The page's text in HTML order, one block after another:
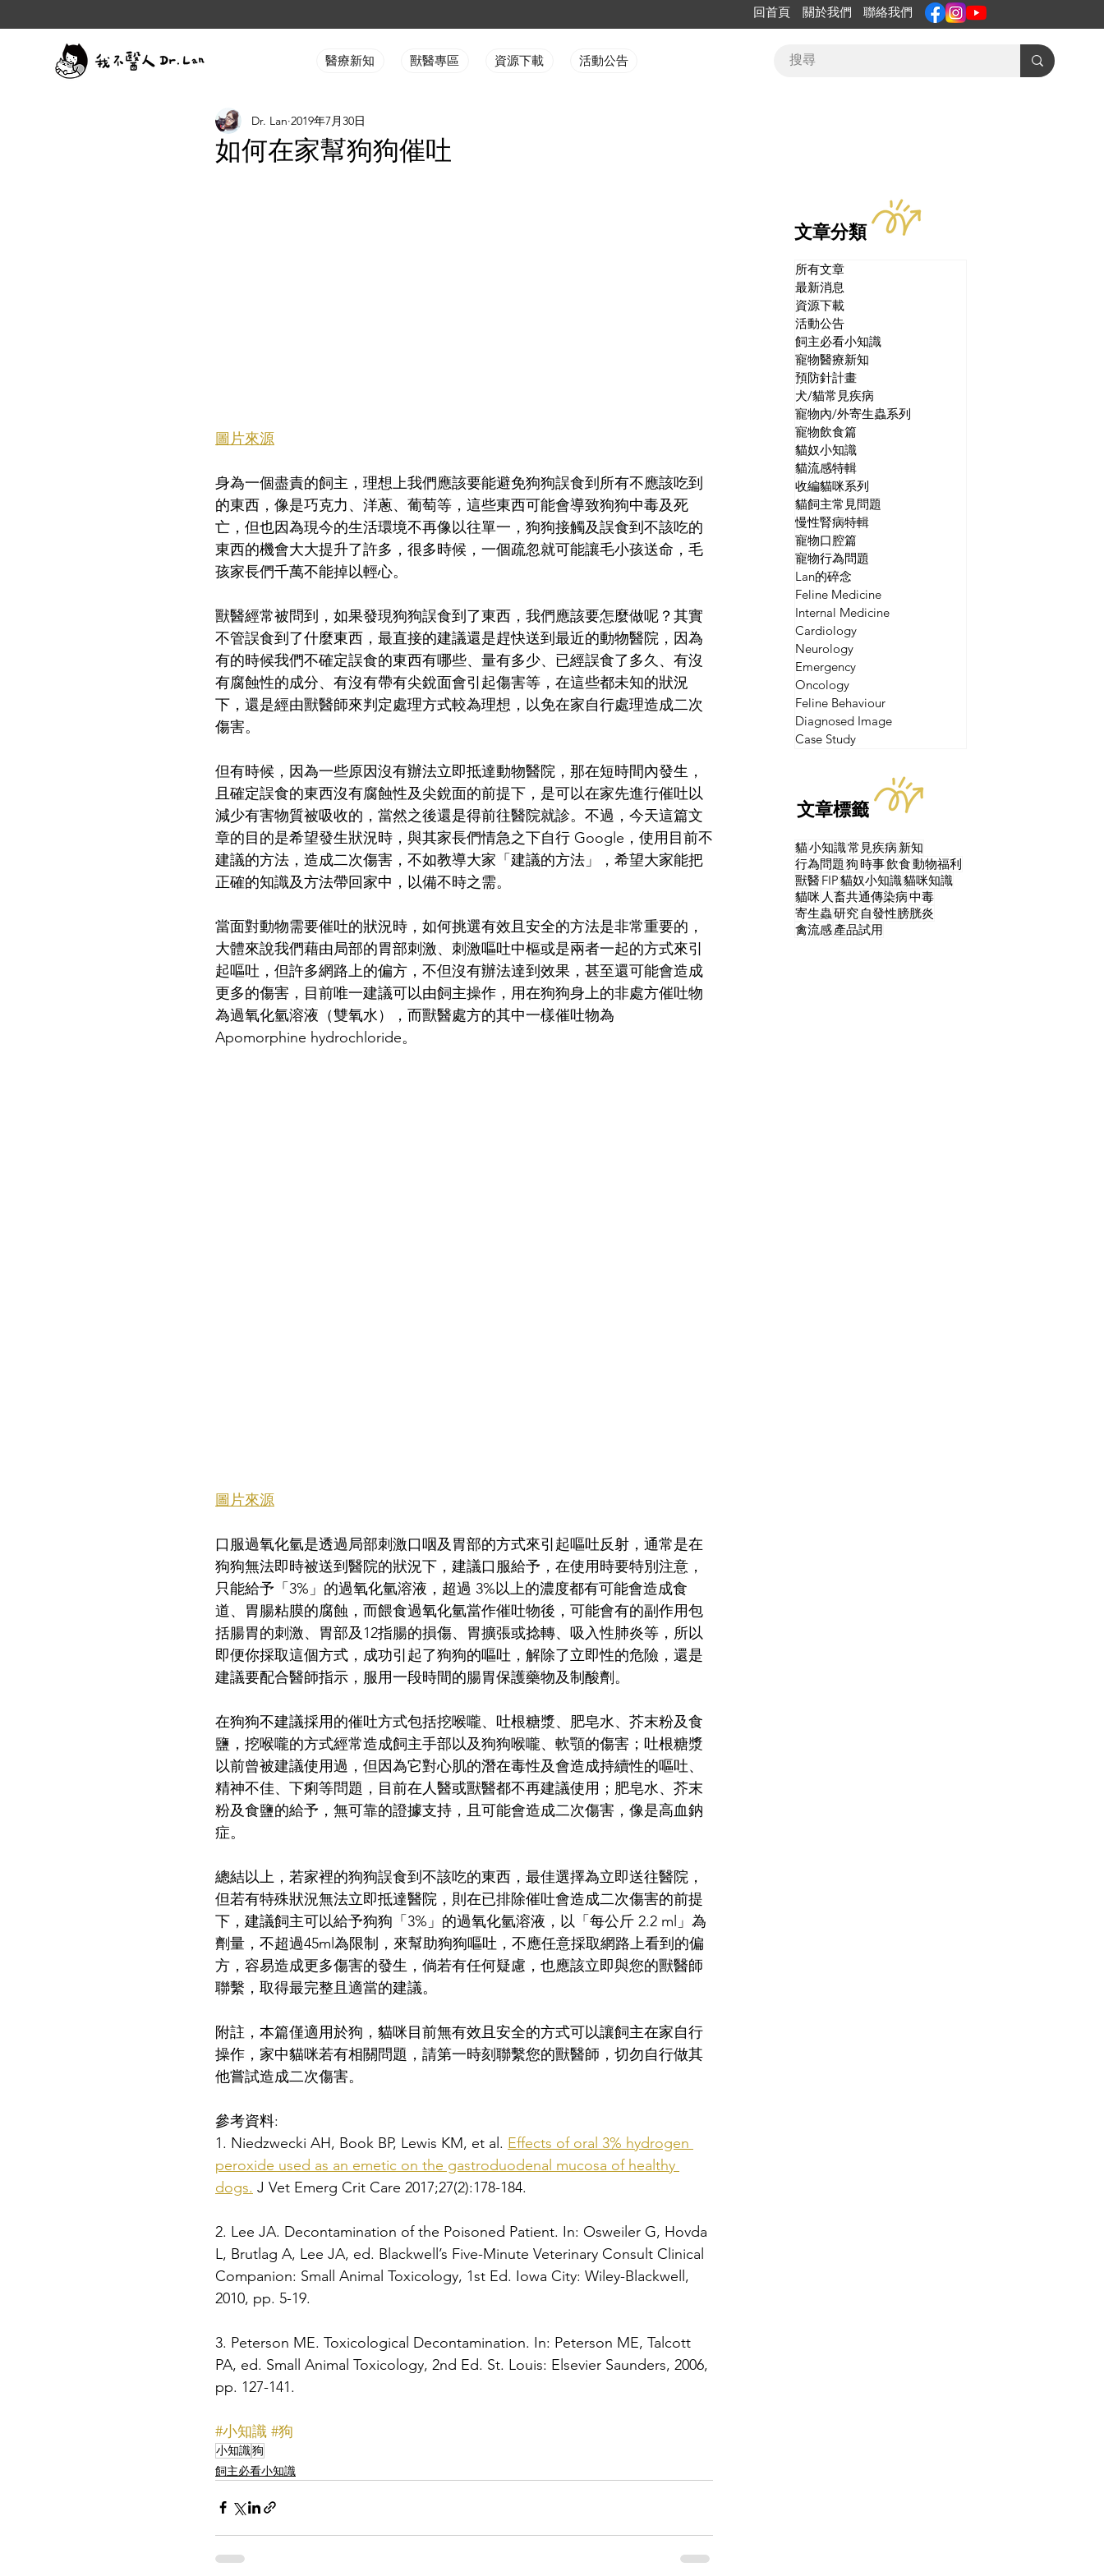
回首頁 關於我們 聯絡我們
醫療新知 獸醫專區 資源下載 活動公告
如何在家幫狗狗催吐
Dr. Lan 2019年7月30日
圖片來源
身為一個盡責的飼主，理想上我們應該要能避免狗狗誤食到所有不應該吃到
的東西，像是巧克力、洋蔥、葡萄等，這些東西可能會導致狗狗中毒及死
亡，但也因為現今的生活環境不再像以往單一，狗狗接觸及誤食到不該吃的
東西的機會大大提升了許多，很多時候，一個疏忽就可能讓毛小孩送命，毛
孩家長們千萬不能掉以輕心。
獸醫經常被問到，如果發現狗狗誤食到了東西，我們應該要怎麼做呢？其實
不管誤食到了什麼東西，最直接的建議還是趕快送到最近的動物醫院，因為
有的時候我們不確定誤食的東西有哪些、量有多少、已經誤食了多久、有沒
有腐蝕性的成分、有沒有帶有尖銳面會引起傷害等，在這些都未知的狀況
下，還是經由獸醫師來判定處理方式較為理想，以免在家自行處理造成二次
傷害。
但有時候，因為一些原因沒有辦法立即抵達動物醫院，那在短時間內發生，
且確定誤食的東西沒有腐蝕性及尖銳面的前提下，是可以在家先進行催吐以
減少有害物質被吸收的，當然之後還是得前往醫院就診。不過，今天這篇文
章的目的是希望發生狀況時，與其家長們情急之下自行 Google，使用目前不
建議的方法，造成二次傷害，不如教導大家「建議的方法」，希望大家能把
正確的知識及方法帶回家中，以備不時之需。
當面對動物需要催吐的狀況時，如何挑選有效且安全的方法是非常重要的，
大體來說我們藉由局部的胃部刺激、刺激嘔吐中樞或是兩者一起的方式來引
起嘔吐，但許多網路上的偏方，不但沒有辦法達到效果，甚至還可能會造成
更多的傷害，目前唯一建議可以由飼主操作，用在狗狗身上的非處方催吐物
為過氧化氫溶液（雙氧水），而獸醫處方的其中一樣催吐物為
Apomorphine hydrochloride。
圖片來源
口服過氧化氫是透過局部刺激口咽及胃部的方式來引起嘔吐反射，通常是在
狗狗無法即時被送到醫院的狀況下，建議口服給予，在使用時要特別注意，
只能給予「3%」的過氧化氫溶液，超過 3%以上的濃度都有可能會造成食
道、胃腸粘膜的腐蝕，而餵食過氧化氫當作催吐物後，可能會有的副作用包
括腸胃的刺激、胃部及12指腸的損傷、胃擴張或捻轉、吸入性肺炎等，所以
即便你採取這個方式，成功引起了狗狗的嘔吐，解除了立即性的危險，還是
建議要配合醫師指示，服用一段時間的腸胃保護藥物及制酸劑。
在狗狗不建議採用的催吐方式包括挖喉嚨、吐根糖漿、肥皂水、芥末粉及食
鹽，挖喉嚨的方式經常造成飼主手部以及狗狗喉嚨、軟顎的傷害；吐根糖漿
以前曾被建議使用過，但因為它對心肌的潛在毒性及會造成持續性的嘔吐、
精神不佳、下痢等問題，目前在人醫或獸醫都不再建議使用；肥皂水、芥末
粉及食鹽的給予，無可靠的證據支持，且可能會造成二次傷害，像是高血鈉
症。
總結以上，若家裡的狗狗誤食到不該吃的東西，最佳選擇為立即送往醫院，
但若有特殊狀況無法立即抵達醫院，則在已排除催吐會造成二次傷害的前提
下，建議飼主可以給予狗狗「3%」的過氧化氫溶液，以「每公斤 2.2 ml」為
劑量，不超過45ml為限制，來幫助狗狗嘔吐，不應任意採取網路上看到的偏
方，容易造成更多傷害的發生，倘若有任何疑慮，也應該立即與您的獸醫師
聯繫，取得最完整且適當的建議。
附註，本篇僅適用於狗，貓咪目前無有效且安全的方式可以讓飼主在家自行
操作，家中貓咪若有相關問題，請第一時刻聯繫您的獸醫師，切勿自行做其
他嘗試造成二次傷害。
參考資料:
1. Niedzwecki AH, Book BP, Lewis KM, et al. Effects of oral 3% hydrogen
peroxide used as an emetic on the gastroduodenal mucosa of healthy
dogs. J Vet Emerg Crit Care 2017;27(2):178-184.
2. Lee JA. Decontamination of the Poisoned Patient. In: Osweiler G, Hovda
L, Brutlag A, Lee JA, ed. Blackwell’s Five-Minute Veterinary Consult Clinical
Companion: Small Animal Toxicology, 1st Ed. Iowa City: Wiley-Blackwell,
2010, pp. 5-19.
3. Peterson ME. Toxicological Decontamination. In: Peterson ME, Talcott
PA, ed. Small Animal Toxicology, 2nd Ed. St. Louis: Elsevier Saunders, 2006,
pp. 127-141.
#小知識 #狗
小知識狗
飼主必看小知識
文章分類
所有文章
最新消息
資源下載
活動公告
飼主必看小知識
寵物醫療新知
預防針計畫
犬/貓常見疾病
寵物內/外寄生蟲系列
寵物飲食篇
貓奴小知識
貓流感特輯
收編貓咪系列
貓飼主常見問題
慢性腎病特輯
寵物口腔篇
寵物行為問題
Lan的碎念
Feline Medicine
Internal Medicine
Cardiology
Neurology
Emergency
Oncology
Feline Behaviour
Diagnosed Image
Case Study
文章標籤
貓小知識常見疾病 新知
行為問題狗時事飲食動物福利
獸醫FIP貓奴小知識貓咪知識
貓咪 人畜共通傳染病中毒
寄生蟲研究 自發性膀胱炎
禽流感產品試用